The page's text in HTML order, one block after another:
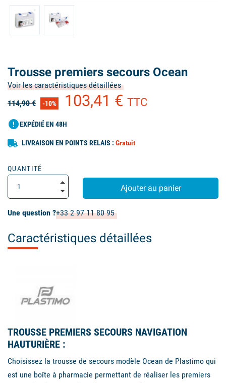
Trousse premiers secours Ocean
Voir les caractéristiques détaillées
114,90 €
-10% 103,41 € TTC
errorEXPÉDIÉ EN 48H
LIVRAISON EN POINTS RELAIS : Gratuit
QUANTITÉ
Ajouter au panier
Une question ?+33 2 97 11 80 95
Caractéristiques détaillées
TROUSSE PREMIERS SECOURS NAVIGATION
HAUTURIÈRE :
Choisissez la trousse de secours modèle Ocean de Plastimo qui
est une boîte à pharmacie permettant de réaliser les premiers